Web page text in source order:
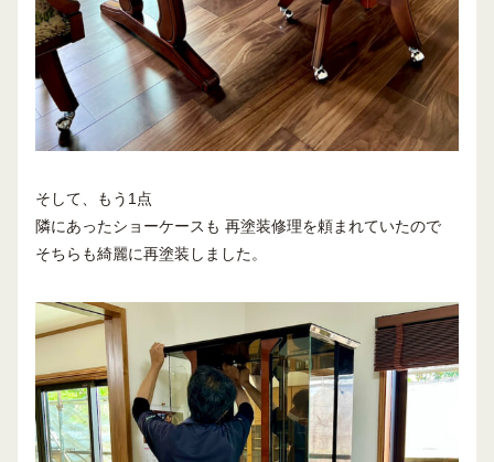
そして、もう1点
隣にあったショーケースも 再塗装修理を頼まれていたので
そちらも綺麗に再塗装しました。